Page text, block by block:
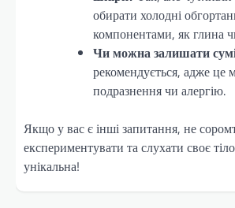
обирати холодні
компонентами, як глина
Чи можна залишати
рекомендується, адже це
подразнення чи алергію.
Якщо у вас є інші запитання, не
експериментувати та слухати своє
унікальна!